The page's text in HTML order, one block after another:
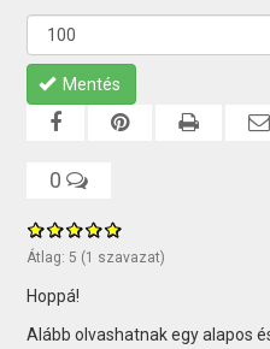
Mentés
0
Átlag: 5 (1 szavazat)
Hoppá!
Alább olvashatnak egy alapos